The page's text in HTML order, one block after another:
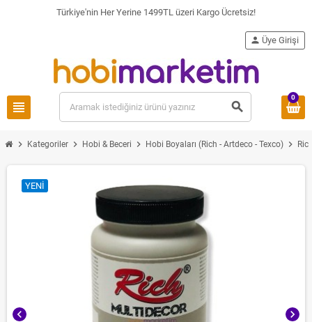
Türkiye'nin Her Yerine 1499TL üzeri Kargo Ücretsiz!
view_headline search
person Üye Girişi
0
chevron_right Kategoriler chevron_right Hobi & Beceri chevron_right Hobi Boyaları (Rich - Artdeco - Texco) chevron_right
chevron_left chevron_right
YENI